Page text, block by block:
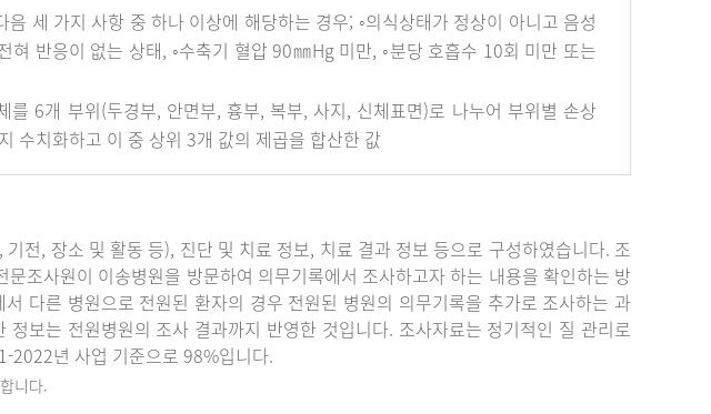
세 가지 사항 중 하나 이상에 해당하는 경우; ◦의식상태가 정상이 아니고 음성
혀 반응이 없는 상태, ◦수축기 혈압 90㎜Hg 미만, ◦분당 호흡수 10회 미만 또는
6개 부위(두경부, 안면부, 흉부, 복부, 사지, 신체표면)로 나누어 부위별 손상
수치화하고 이 중 상위 3개 값의 제곱을 합산한 값
전, 장소 및 활동 등), 진단 및 치료 정보, 치료 결과 정보 등으로 구성하였습니다. 조
조사원이 이송병원을 방문하여 의무기록에서 조사하고자 하는 내용을 확인하는 방
다른 병원으로 전원된 환자의 경우 전원된 병원의 의무기록을 추가로 조사하는 과
보는 전원병원의 조사 결과까지 반영한 것입니다. 조사자료는 정기적인 질 관리로
2022년 사업 기준으로 98%입니다.
니다.